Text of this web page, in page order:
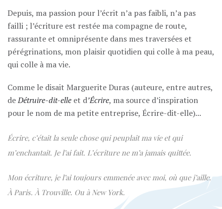
Depuis, ma passion pour l’écrit n’a pas faibli, n’a pas
failli ; l’écriture est restée ma compagne de route,
rassurante et omniprésente dans mes traversées et
pérégrinations, mon plaisir quotidien qui colle à ma peau,
qui colle à ma vie.
Comme le disait Marguerite Duras (auteure, entre autres,
deDétruire-dit-elle et d’Écrire, ma source d’inspiration
pour le nom de ma petite entreprise, Écrire-dit-elle)...
Écrire, c’était la seule chose qui peuplait ma vie et qui
m’enchantait. Je l’ai fait. L’écriture ne m’a jamais quittée.
Mon écriture, je l’ai toujours emmenée avec moi, où que j’aille.
À Paris. À Trouville. Ou à New York.